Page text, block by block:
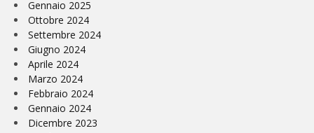
Gennaio 2025
Ottobre 2024
Settembre 2024
Giugno 2024
Aprile 2024
Marzo 2024
Febbraio 2024
Gennaio 2024
Dicembre 2023